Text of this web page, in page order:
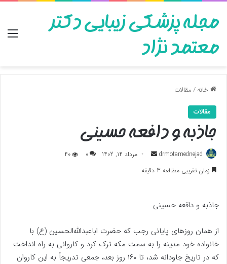
مجله پزشکی زیبایی دکتر
معتمد نژاد
خانه/مقالات
مقالات
جاذبه و دافعه حسینی
drmotamednejad
ارسال
به
مرداد 14, 1402 0
40
زمان تقریبی مطالعه 3 دقیقه
جاذبه و دافعه حسینی
از همان روز‌های پایانی رجب که حضرت اباعبدالله‌الحسین (ع) با
خانواده خود مدینه را به سمت مکه ترک کرد و کاروانی به راه انداخت
که در تاریخ جاودانه شد، تا ۱۶۰ روز بعد، جمعی تدریجاً به این کاروان